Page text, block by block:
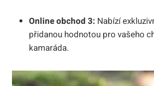
Online obchod 3: Nabízí
přidanou hodnotou pro vašeho
kamaráda.